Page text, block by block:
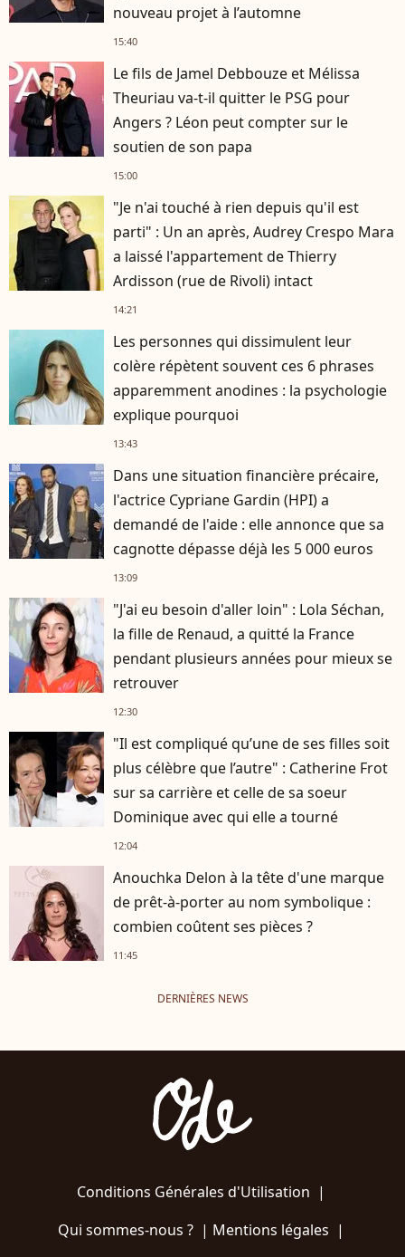
nouveau projet à l’automne
15:40
Le fils de Jamel Debbouze et Mélissa
Theuriau va-t-il quitter le PSG pour
Angers ? Léon peut compter sur le
soutien de son papa
15:00
"Je n'ai touché à rien depuis qu'il est
parti" : Un an après, Audrey Crespo Mara
a laissé l'appartement de Thierry
Ardisson (rue de Rivoli) intact
14:21
Les personnes qui dissimulent leur
colère répètent souvent ces 6 phrases
apparemment anodines : la psychologie
explique pourquoi
13:43
Dans une situation financière précaire,
l'actrice Cypriane Gardin (HPI) a
demandé de l'aide : elle annonce que sa
cagnotte dépasse déjà les 5 000 euros
13:09
"J'ai eu besoin d'aller loin" : Lola Séchan,
la fille de Renaud, a quitté la France
pendant plusieurs années pour mieux se
retrouver
12:30
"Il est compliqué qu’une de ses filles soit
plus célèbre que l’autre" : Catherine Frot
sur sa carrière et celle de sa soeur
Dominique avec qui elle a tourné
12:04
Anouchka Delon à la tête d'une marque
de prêt-à-porter au nom symbolique :
combien coûtent ses pièces ?
11:45
DERNIÈRES NEWS
Conditions Générales d'Utilisation |
Qui sommes-nous ?| Mentions légales |